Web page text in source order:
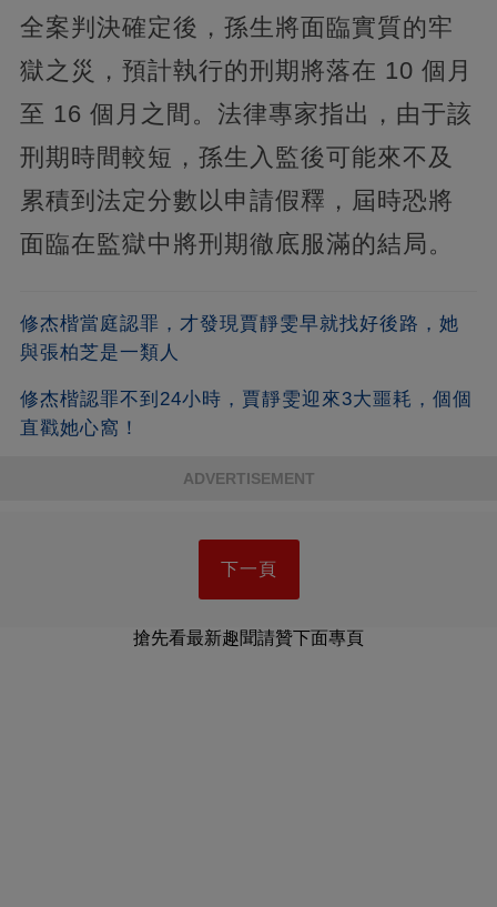
全案判決確定後，孫生將面臨實質的牢
獄之災，預計執行的刑期將落在 10 個月
至 16 個月之間。法律專家指出，由于該
刑期時間較短，孫生入監後可能來不及
累積到法定分數以申請假釋，屆時恐將
面臨在監獄中將刑期徹底服滿的結局。
修杰楷當庭認罪，才發現賈靜雯早就找好後路，她
與張柏芝是一類人
修杰楷認罪不到24小時，賈靜雯迎來3大噩耗，個個
直戳她心窩！
ADVERTISEMENT
下一頁
搶先看最新趣聞請贊下面專頁